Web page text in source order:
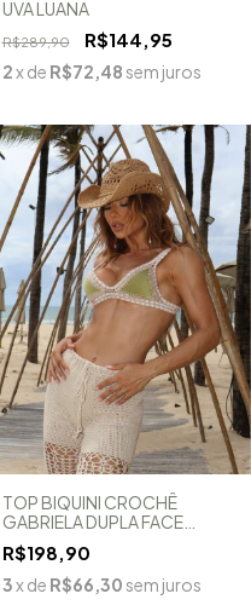
UVA LUANA
R$289,90 R$144,95
2x de R$72,48 sem juros
TOP BIQUINI CROCHÊ
GABRIELA DUPLA FACE
(PISTACHE/MARROM)
R$198,90
3x de R$66,30 sem juros